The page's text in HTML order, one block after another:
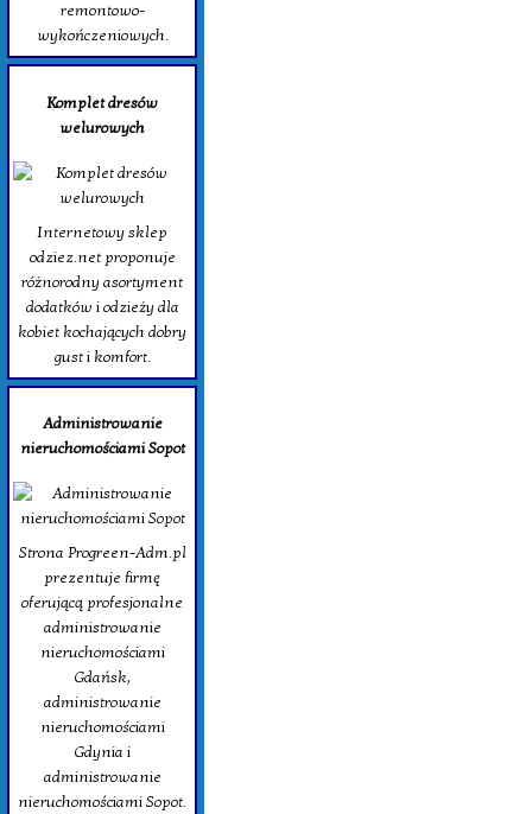
remontowo-
wykończeniowych.
Komplet dresów
welurowych
Internetowy sklep
odziez.net proponuje
różnorodny asortyment
dodatków i odzieży dla
kobiet kochających dobry
gust i komfort.
Administrowanie
nieruchomościami Sopot
Strona Progreen-Adm.pl
prezentuje firmę
oferującą profesjonalne
administrowanie
nieruchomościami
Gdańsk,
administrowanie
nieruchomościami
Gdynia i
administrowanie
nieruchomościami Sopot.